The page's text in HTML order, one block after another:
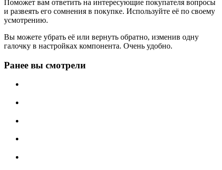
Поможет вам ответить на интересующие покупателя вопросы
и развеять его сомнения в покупке. Используйте её по своему
усмотрению.
Вы можете убрать её или вернуть обратно, изменив одну
галочку в настройках компонента. Очень удобно.
Ранее вы смотрели